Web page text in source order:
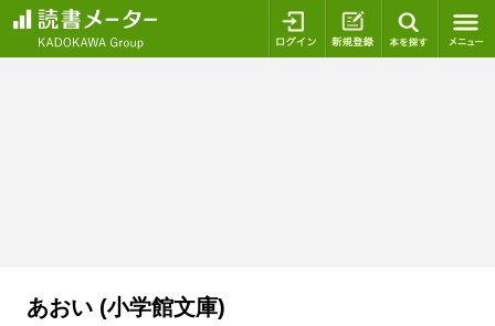
ログイン 新規登録
あおい (小学館文庫)